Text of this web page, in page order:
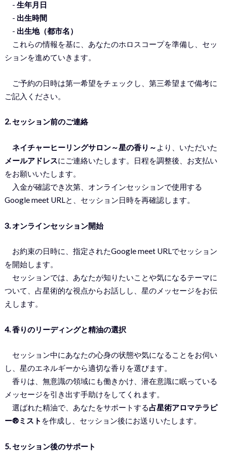
- 生年月日
- 出生時間
- 出生地（都市名）
これらの情報を基に、あなたのホロスコープを準備し、セッ
ションを進めていきます。
ご予約の日時は第一希望をチェックし、第三希望まで備考に
ご記入ください。
2. セッション前のご連絡
ネイチャーヒーリングサロン～星の香り～ より、いただいた
メールアドレスにご連絡いたします。日程を調整後、お支払い
をお願いいたします。
入金が確認でき次第、オンラインセッションで使用する
Google meet URLと、セッション日時を再確認します。
3. オンラインセッション開始
お約束の日時に、指定されたGoogle meet URLでセッション
を開始します。
セッションでは、あなたが知りたいことや気になるテーマに
ついて、占星術的な視点からお話しし、星のメッセージをお伝
えします。
4. 香りのリーディングと精油の選択
セッション中にあなたの心身の状態や気になることをお伺い
し、星のエネルギーから適切な香りを選びます。
香りは、無意識の領域にも働きかけ、潜在意識に眠っている
メッセージを引き出す手助けをしてくれます。
選ばれた精油で、あなたをサポートする占星術アロマテラピ
ー®ミスト を作成し、セッション後にお送りいたします。
5. セッション後のサポート